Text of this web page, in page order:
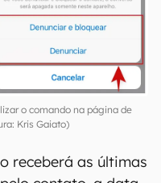
o comando na página de
Kris Gaiato)
receberá as últimas